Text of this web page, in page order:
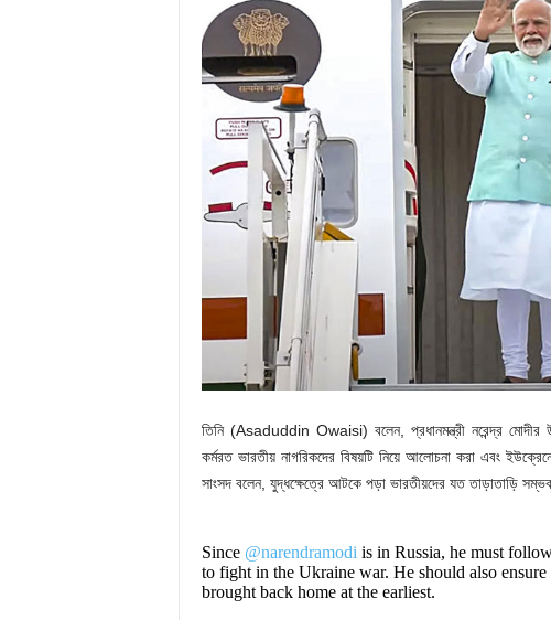
তিনি (Asaduddin Owaisi) বলেন, প্রধানমন্ত্রী নরেন্দ্র মোদীর
কর্মরত ভারতীয় নাগরিকদের বিষয়টি নিয়ে আলোচনা করা এবং
সাংসদ বলেন, যুদ্ধক্ষেত্রে আটকে পড়া ভারতীয়দের যত তাড়াতাড়ি
Since @narendramodi is in Russia, he must
to fight in the Ukraine war. He should also
brought back home at the earliest.